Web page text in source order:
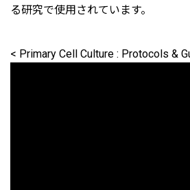
る研究で使用されています。
< Primary Cell Culture : Protocols &